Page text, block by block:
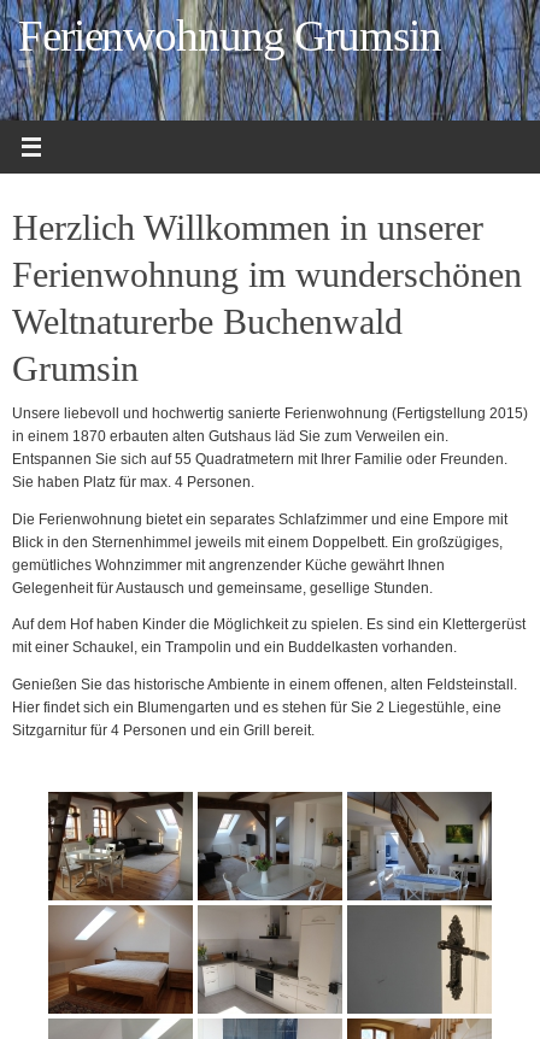
Zum
Inhalt
springen
Ferienwohnung Grumsin
Herzlich Willkommen in unserer
Ferienwohnung im wunderschönen
Weltnaturerbe Buchenwald
Grumsin
Unsere liebevoll und hochwertig sanierte Ferienwohnung (Fertigstellung 2015)
in einem 1870 erbauten alten Gutshaus läd Sie zum Verweilen ein.
Entspannen Sie sich auf 55 Quadratmetern mit Ihrer Familie oder Freunden.
Sie haben Platz für max. 4 Personen.
Die Ferienwohnung bietet ein separates Schlafzimmer und eine Empore mit
Blick in den Sternenhimmel jeweils mit einem Doppelbett. Ein großzügiges,
gemütliches Wohnzimmer mit angrenzender Küche gewährt Ihnen
Gelegenheit für Austausch und gemeinsame, gesellige Stunden.
Auf dem Hof haben Kinder die Möglichkeit zu spielen. Es sind ein Klettergerüst
mit einer Schaukel, ein Trampolin und ein Buddelkasten vorhanden.
Genießen Sie das historische Ambiente in einem offenen, alten Feldsteinstall.
Hier findet sich ein Blumengarten und es stehen für Sie 2 Liegestühle, eine
Sitzgarnitur für 4 Personen und ein Grill bereit.